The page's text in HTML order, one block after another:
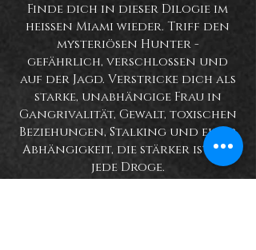
Finde dich in dieser Dilogie im
heißen Miami wieder. Triff den
mysteriösen Hunter -
gefährlich, verschlossen und
auf der Jagd. Verstricke dich als
starke, unabhängige Frau in
Gangrivalität, Gewalt, toxischen
Beziehungen, Stalking und einer
Abhängigkeit, die stärker ist als
jede Droge.